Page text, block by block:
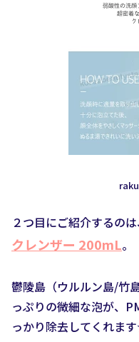
２つ目にご紹介するの
クレンザー 200mL。
鬱陵島（ウルルン島/竹
っぷりの微細な泡が、
っかり除去してくれま